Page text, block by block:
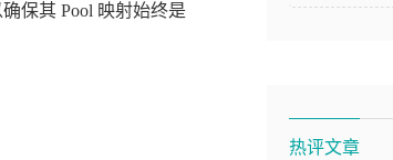
保其 Pool 映射始终是
热评文章